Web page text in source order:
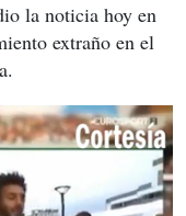
la noticia hoy en
extraño en el